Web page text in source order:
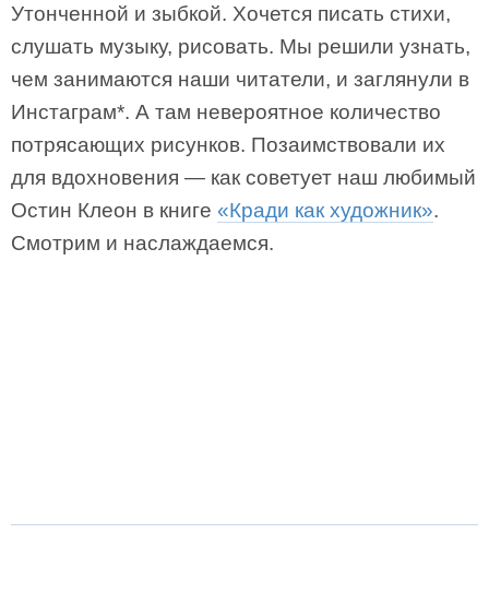
Утонченной и зыбкой. Хочется писать стихи,
слушать музыку, рисовать. Мы решили узнать,
чем занимаются наши читатели, и заглянули в
Инстаграм*. А там невероятное количество
потрясающих рисунков. Позаимствовали их
для вдохновения — как советует наш любимый
Остин Клеон в книге «Кради как художник».
Смотрим и наслаждаемся.